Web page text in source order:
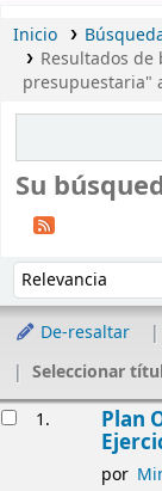
Inicio
Resultados
presupuestaria"
Su
Ordenar por:
De-resaltar
Seleccionar
1. Plan
por